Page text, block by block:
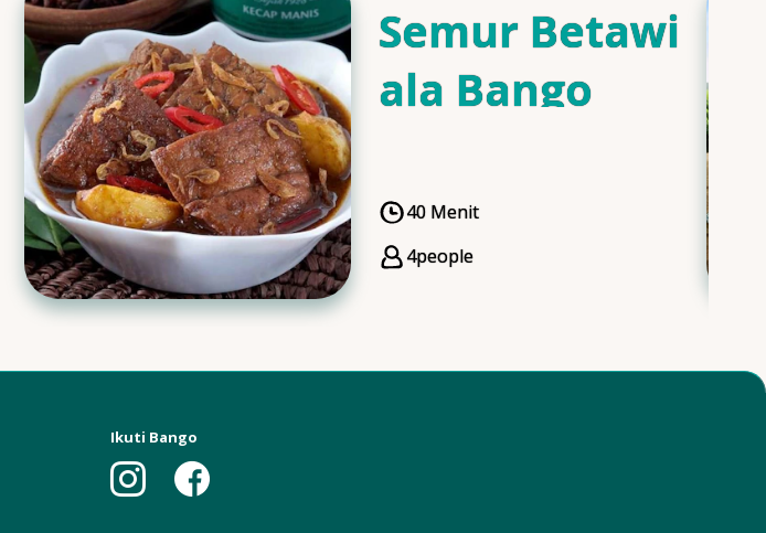
Semur Betawi
ala Bango
CookingTime
40 Menit
Servings
4people
Ikuti Bango